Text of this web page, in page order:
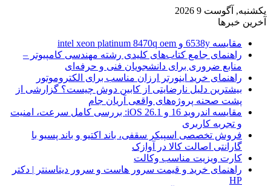
یکشنبه, آگوست 9 2026
آخرین خبرها
مقایسه 6538y و intel xeon platinum 8470q oem
راهنمای جامع کتاب‌های کلیدی رشته مهندسی کامپیوتر –
منابع ضروری برای دانشجویان فنی و حرفه‌ای
راهنمای خرید اینورتر ارزان مناسب برای الکتروموتور
بیشترین دلیل نارضایتی از کابین دوش چیست؟ گزارشی از
پشت صحنه پروژه‌های واقعی آریان جام
مقایسه اندروید 16 و iOS 26.1: بررسی کامل سرعت، امنیت
و تجربه کاربری
فروش تخصصی اسپیکر سقفی، باند اکتیو و باند پسیو با
گارانتی اصالت کالا در آوازک
کارت ویزیت مناسب وکالت
راهنمای خرید و قیمت سرور هاست و سرور دیتاسنتر | دکتر
HP